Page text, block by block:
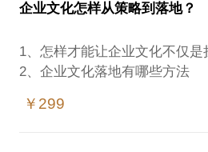
企业文化怎样从策略到落地？
1、怎样才能让企业文化不仅
2、企业文化落地有哪些方法
￥299